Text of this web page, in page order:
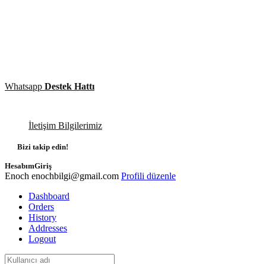
Whatsapp Destek Hattı
İletişim Bilgilerimiz
Bizi takip edin!
HesabımGiriş
Enoch enochbilgi@gmail.com Profili düzenle
Dashboard
Orders
History
Addresses
Logout